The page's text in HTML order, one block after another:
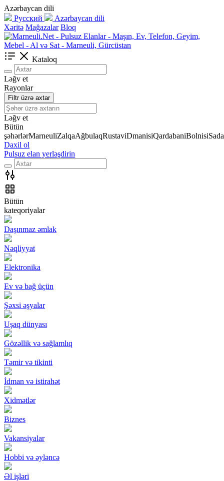
Azərbaycan dili
Русский
Azərbaycan dili
Xəritə Mağazalar Bloq
Kataloq
Ləğv et
Rayonlar
Filtr üzrə axtar
Ləğv et
Bütün
şəhərlərMarneuliZalqaAğbulaqRustaviDmanisiQardabaniBolnisi
Daxil ol
Pulsuz elan yerləşdirin
Bütün
kateqoriyalar
Daşınmaz əmlak
Nəqliyyat
Elektronika
Ev və bağ üçün
Şəxsi əşyalar
Uşaq dünyası
Gözəllik və sağlamlıq
Təmir və tikinti
İdman və istirahət
Xidmətlər
Biznes
Vakansiyalar
Hobbi və əyləncə
Əl işləri